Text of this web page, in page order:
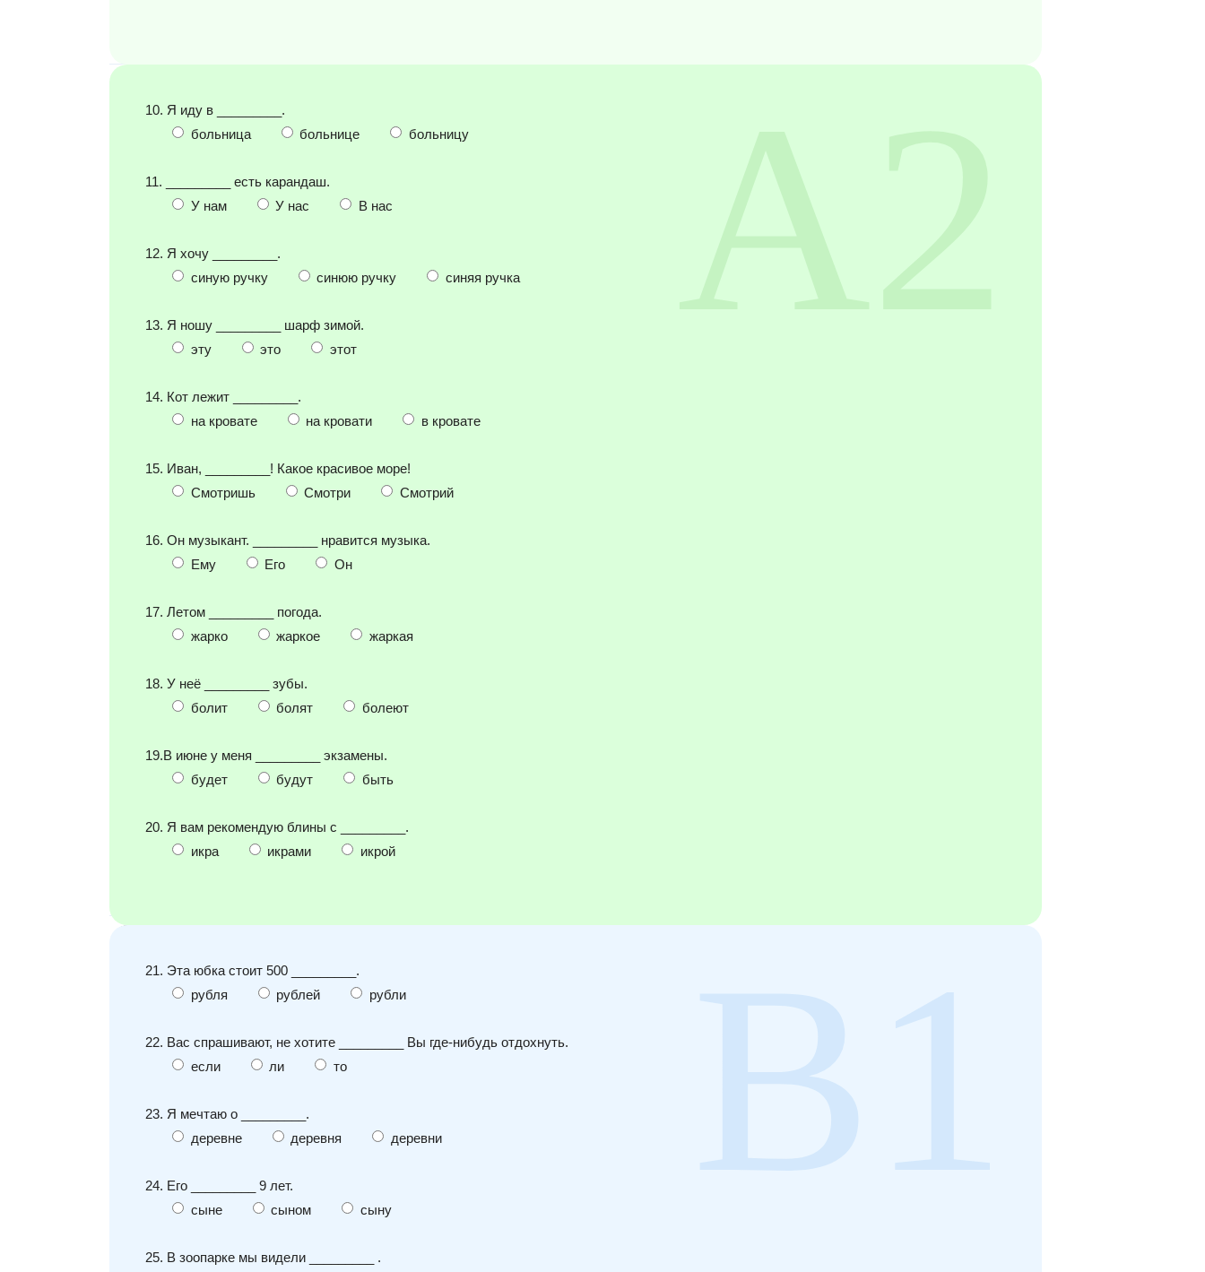
10. Я иду в _________.
больница
больнице больницу
11. _________ есть карандаш.
У нам
У нас В нас
12. Я хочу _________.
синую ручку
синюю ручку синяя ручка
13. Я ношу _________ шарф зимой.
эту
это этот
14. Кот лежит _________.
на кровате
на кровати в кровате
15. Иван, _________! Какое красивое море!
Смотришь
Смотри Смотрий
16. Он музыкант. _________ нравится музыка.
Ему
Его Он
17. Летом _________ погода.
жарко
жаркое жаркая
18. У неё _________ зубы.
болит
болят болеют
19.В июне у меня _________ экзамены.
будет
будут быть
20. Я вам рекомендую блины с _________.
икра
икрами икрой
21. Эта юбка стоит 500 _________.
рубля
рублей рубли
22. Вас спрашивают, не хотите _________ Вы где-нибудь отдохнуть.
если
ли то
23. Я мечтаю о _________.
деревне
деревня деревни
24. Его _________ 9 лет.
сыне
сыном сыну
25. В зоопарке мы видели _________ .